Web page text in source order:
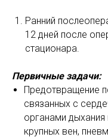
Ранний
12 дней после
стационара.
Первичные задачи:
Предотвращение
связанных с
органами
крупных вен,